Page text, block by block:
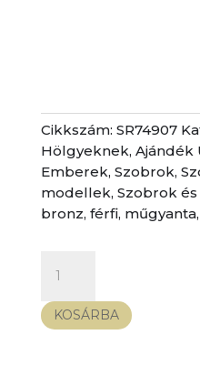
Cikkszám: SR74907
Hölgyeknek, Ajándék
Emberek, Szobrok,
modellek, Szobrok
bronz, férfi, műgyanta,
férfi
nyitott
KOSÁRBA